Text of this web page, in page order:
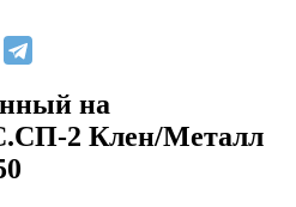
на
2 Клен/Металл